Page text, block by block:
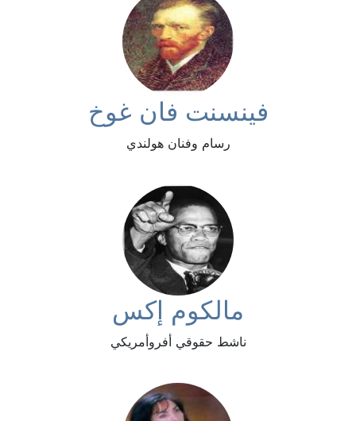
فينسنت فان غوخ
رسام وفنان هولندي
مالكوم إكس
ناشط حقوقي أفروأمريكي